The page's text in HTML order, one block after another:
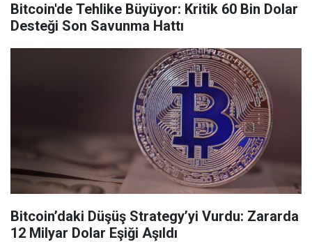
Bitcoin'de Tehlike Büyüyor: Kritik 60 Bin Dolar
Desteği Son Savunma Hattı
Bitcoin’daki Düşüş Strategy’yi Vurdu: Zararda
12 Milyar Dolar Eşiği Aşıldı